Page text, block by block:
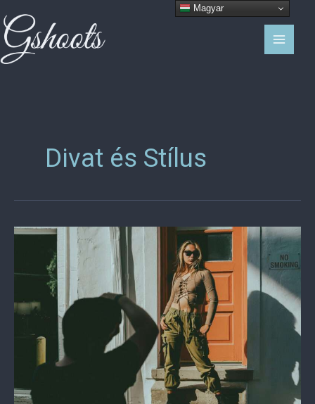
to
content
Divat és Stílus
Magyar